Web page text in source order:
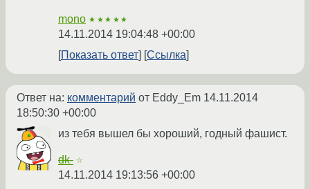
mono ★★★★★
14.11.2014 19:04:48 +00:00
Показать ответ
Ссылка
Ответ на: комментарий от Eddy_Em 14.11.2014
18:50:30 +00:00
из тебя вышел бы хороший, годный фашист.
dk- ☆
14.11.2014 19:13:56 +00:00